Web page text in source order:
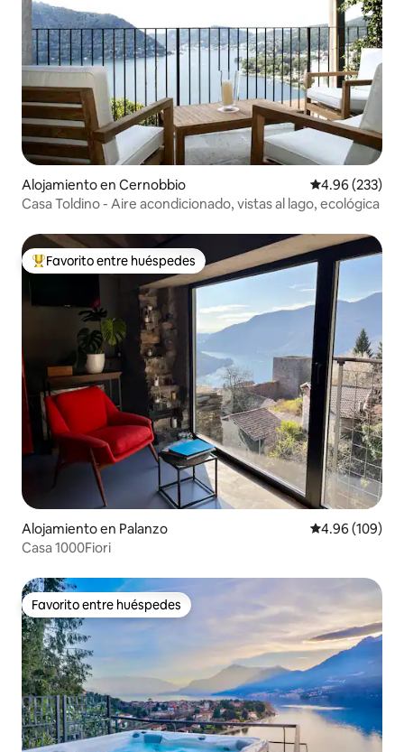
Alojamiento en Cernobbio Calificación
4.96 (233)
Casa Toldino - Aire acondicionado, vistas al lago, ecológica
Favorito entre huéspedes preferido
Favorito entre huéspedes
Alojamiento en Palanzo Calificación
4.96 (109)
Casa 1000Fiori
Favorito entre huéspedes
Favorito entre huéspedes